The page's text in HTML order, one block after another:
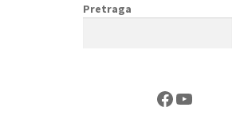
Pretraga
Facebook
YouTube